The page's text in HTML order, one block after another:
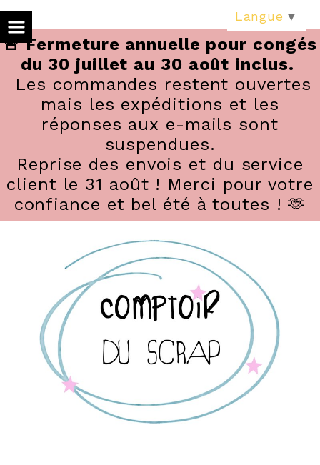
🚨 Fermeture annuelle pour congés
du 30 juillet au 30 août inclus.
Les commandes restent ouvertes
mais les expéditions et les
réponses aux e-mails sont
suspendues.
Reprise des envois et du service
client le 31 août ! Merci pour votre
confiance et bel été à toutes ! 🫶
Langue ▼